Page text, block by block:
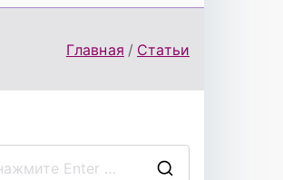
Главная Статьи